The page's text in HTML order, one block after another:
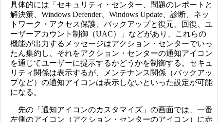
具体的には「セキュリティ・センター、問題のレポートと
解決策、Windows Defender、Windows Update、診断、ネッ
トワーク・アクセス保護、バックアップと復元、回復、ユ
ーザーアカウント制御（UAC）」などがあり、これらの
機能が出力するメッセージはアクション・センターでいっ
たん集約し、それをアクション・センターの通知アイコン
を通じてユーザーに提示するかどうかを制御する。セキュ
リティ関係は表示するが、メンテナンス関係（バックアッ
プなど）の通知アイコンは表示しないといった設定が可能
になる。
先の「通知アイコンのカスタマイズ」の画面では、一番
左側のアイコン（アクション・センターのアイコン）に赤